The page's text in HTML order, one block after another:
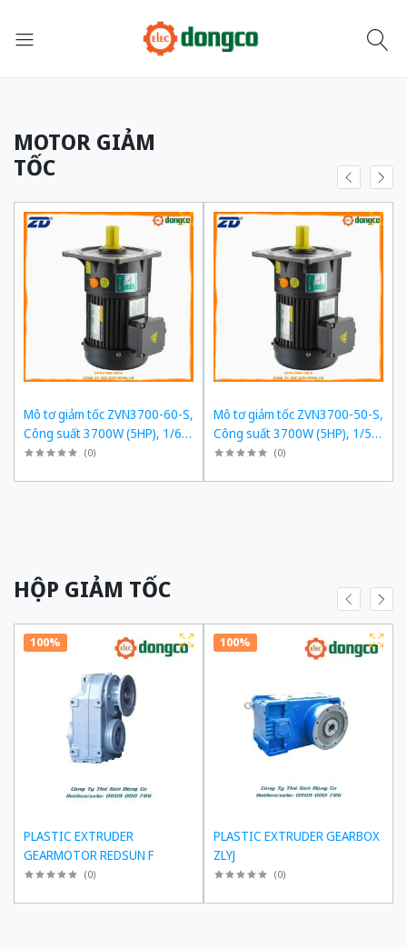
MOTOR GIẢM
TỐC
Mô tơ giảm tốc ZVN3700-60-S,
Công suất 3700W (5HP), 1/60,
Chân đế
(0)
Mô tơ giảm tốc ZVN3700-50-S,
Công suất 3700W (5HP), 1/50,
Chân đế
(0)
HỘP GIẢM TỐC
100%
PLASTIC EXTRUDER
GEARMOTOR REDSUN F
(0)
100%
PLASTIC EXTRUDER GEARBOX
ZLYJ
(0)